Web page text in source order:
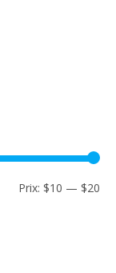
Prix: $10 — $20